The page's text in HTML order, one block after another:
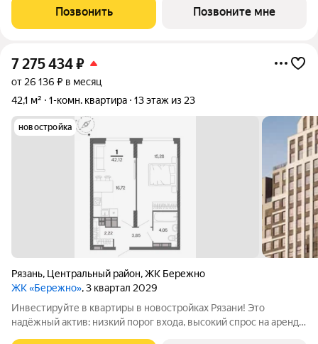
Жилой квартал «Бережно» это проект класса Бизнес,
созданный с уважением к городу и
Позвонить Позвоните мне
7 275 434₽
от 26 136 ₽ в месяц
42,1 м²
1-комн. квартира 13 этаж из 23
новостройка
Рязань, Центральный район,ЖК Бережно
ЖК «Бережно», 3 квартал 2029
Инвестируйте в квартиры в новостройках Рязани! Это
надёжный актив: низкий порог входа, высокий спрос на аренду